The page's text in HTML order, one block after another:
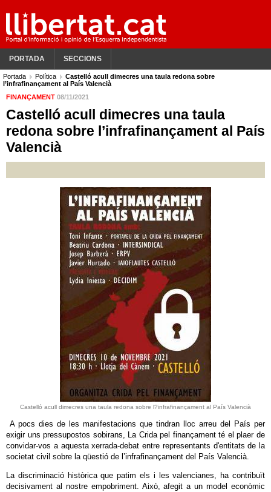
PORTADA SECCIONS
Portada Política
Castelló acull dimecres una taula redona sobre
l’infrafinançament al País Valencià
FINANÇAMENT 08/11/2021
Castelló acull dimecres una taula
redona sobre l’infrafinançament al País
Valencià
Castelló acull dimecres una taula redona sobre l?infrafinançament al País Valencià
A pocs dies de les manifestacions que tindran lloc arreu del País per
exigir uns pressupostos sobirans, La Crida pel finançament té el plaer de
convidar-vos a aquesta xerrada-debat entre representants d'entitats de la
societat civil sobre la qüestió de l’infrafinançament del País Valencià.
La discriminació històrica que patim els i les valencianes, ha contribuït
decisivament al nostre empobriment. Això, afegit a un model econòmic